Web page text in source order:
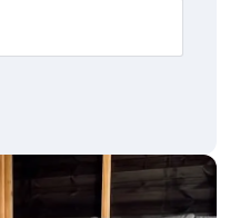
tuinproject. Bestel